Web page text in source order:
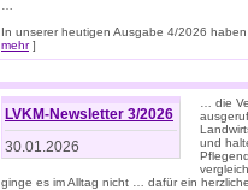
In unserer heutigen Ausgabe 4/2026
mehr]
LVKM-Newsletter 3/2026
30.01.2026
… die
und
ginge es im Alltag nicht … dafür ein